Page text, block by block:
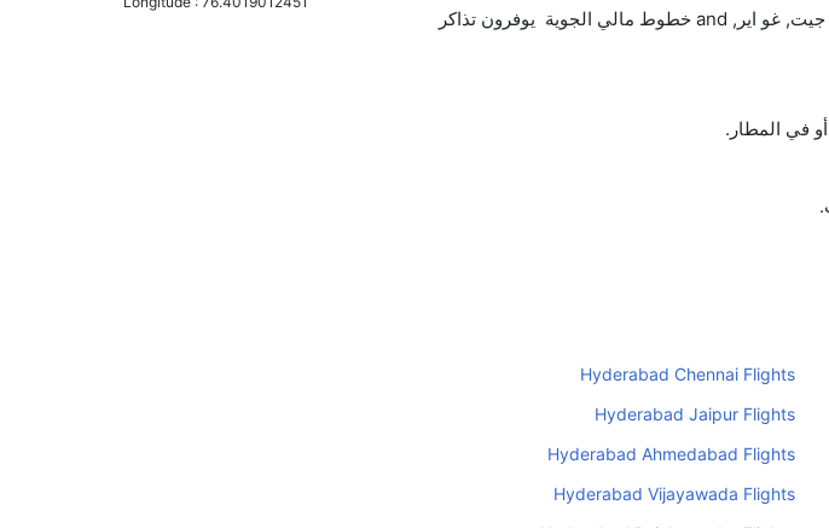
تتراوح أسعار رحلة الدرجة الاقتصادية من AED 215 إلى AED 13403. إنديغو, سبايس جيت, غو اير, and خطوط مالي الجوية يوفرون تذاكر
في المطار.
Hyderabad Chennai Flights
Hyderabad Jaipur Flights
Hyderabad Ahmedabad Flights
Hyderabad Vijayawada Flights